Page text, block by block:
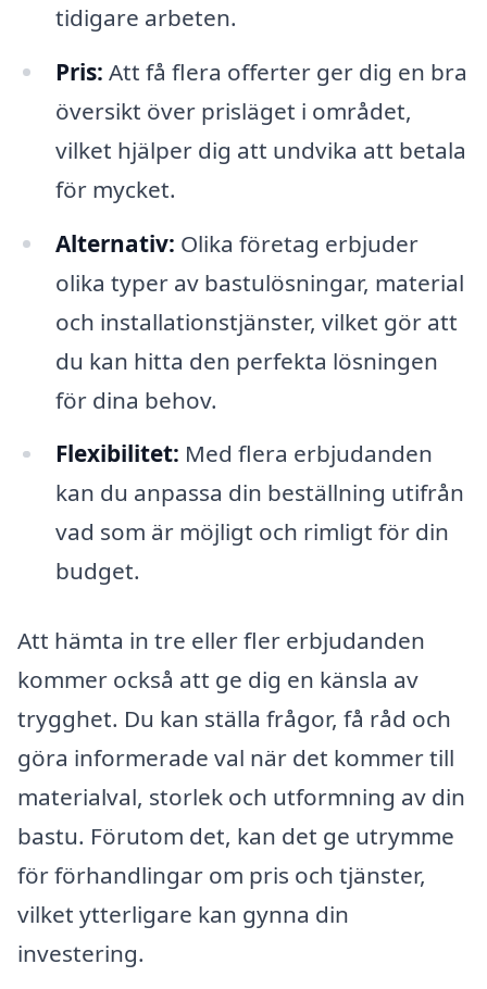
tidigare arbeten.
Pris: Att få flera offerter ger dig en bra
översikt över prisläget i området,
vilket hjälper dig att undvika att betala
för mycket.
Alternativ: Olika företag erbjuder
olika typer av bastulösningar, material
och installationstjänster, vilket gör att
du kan hitta den perfekta lösningen
för dina behov.
Flexibilitet: Med flera erbjudanden
kan du anpassa din beställning utifrån
vad som är möjligt och rimligt för din
budget.
Att hämta in tre eller fler erbjudanden
kommer också att ge dig en känsla av
trygghet. Du kan ställa frågor, få råd och
göra informerade val när det kommer till
materialval, storlek och utformning av din
bastu. Förutom det, kan det ge utrymme
för förhandlingar om pris och tjänster,
vilket ytterligare kan gynna din
investering.